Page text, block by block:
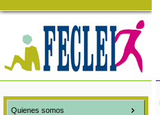
Quienes somos